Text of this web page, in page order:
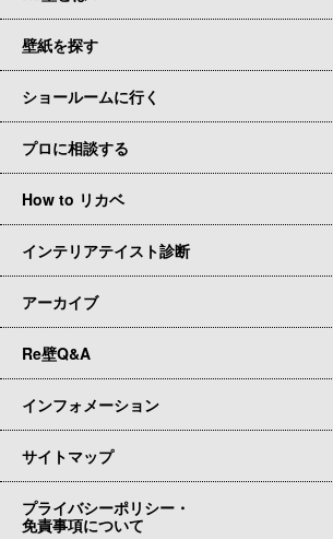
壁紙を探す
ショールームに行く
プロに相談する
How to リカベ
インテリアテイスト診断
アーカイブ
Re壁Q&A
インフォメーション
サイトマップ
プライバシーポリシー・
免責事項について